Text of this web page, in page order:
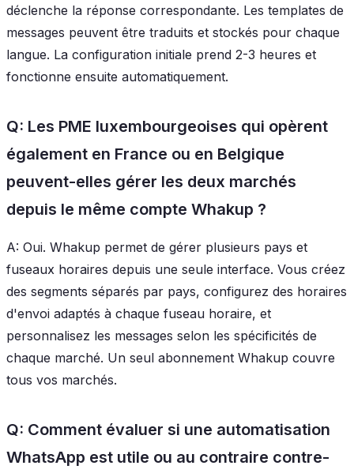
déclenche la réponse correspondante. Les templates de
messages peuvent être traduits et stockés pour chaque
langue. La configuration initiale prend 2-3 heures et
fonctionne ensuite automatiquement.
Q: Les PME luxembourgeoises qui opèrent
également en France ou en Belgique
peuvent-elles gérer les deux marchés
depuis le même compte Whakup ?
A: Oui. Whakup permet de gérer plusieurs pays et
fuseaux horaires depuis une seule interface. Vous créez
des segments séparés par pays, configurez des horaires
d'envoi adaptés à chaque fuseau horaire, et
personnalisez les messages selon les spécificités de
chaque marché. Un seul abonnement Whakup couvre
tous vos marchés.
Q: Comment évaluer si une automatisation
WhatsApp est utile ou au contraire contre-